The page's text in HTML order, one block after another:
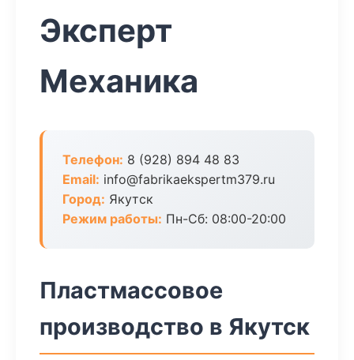
Эксперт
Механика
Телефон: 8 (928) 894 48 83
Email: info@fabrikaekspertm379.ru
Город: Якутск
Режим работы: Пн-Сб: 08:00-20:00
Пластмассовое
производство в Якутск